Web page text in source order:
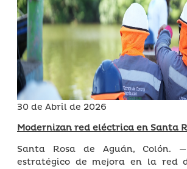
30 de Abril de 2026
Modernizan red eléctrica en Santa
Santa Rosa de Aguán, Colón.
estratégico de mejora en la red